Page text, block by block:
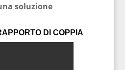
soluzione
DI COPPIA